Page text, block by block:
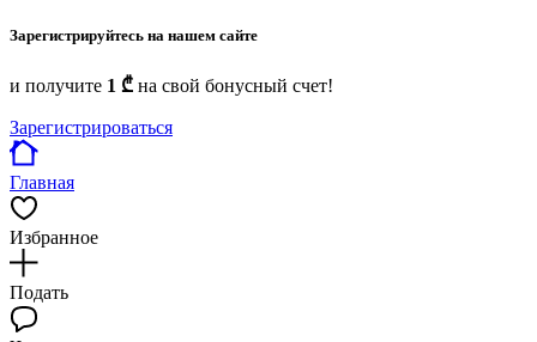
Зарегистрируйтесь на нашем сайте
и получите 1 ₾ на свой бонусный счет!
Зарегистрироваться
Главная
Избранное
Подать